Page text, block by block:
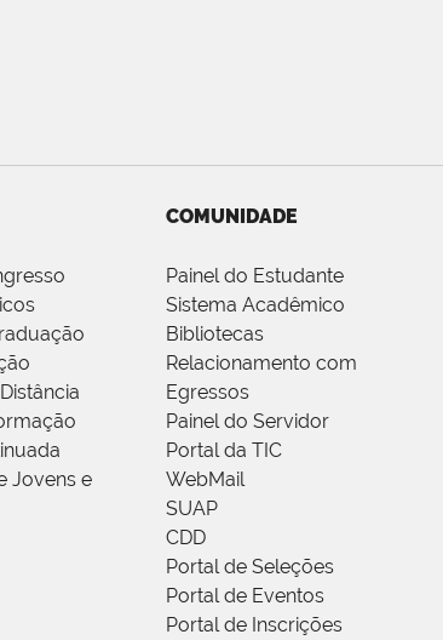
Jovens e
COMUNIDADE
Painel do Estudante
Sistema Acadêmico
Bibliotecas
Relacionamento com
Egressos
Painel do Servidor
Portal da TIC
WebMail
SUAP
CDD
Portal de Seleções
Portal de Eventos
Portal de Inscrições